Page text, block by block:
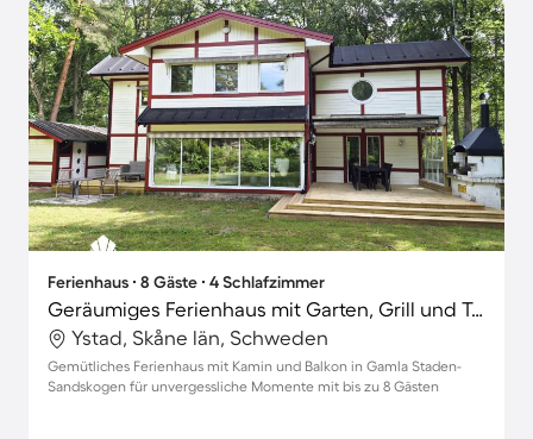
Ferienhaus ∙ 8 Gäste ∙ 4 Schlafzimmer
Geräumiges Ferienhaus mit Garten, Grill und Terrasse | Nah am Strand
Ystad, Skåne län, Schweden
Gemütliches Ferienhaus mit Kamin und Balkon in Gamla Staden-
Sandskogen für unvergessliche Momente mit bis zu 8 Gästen